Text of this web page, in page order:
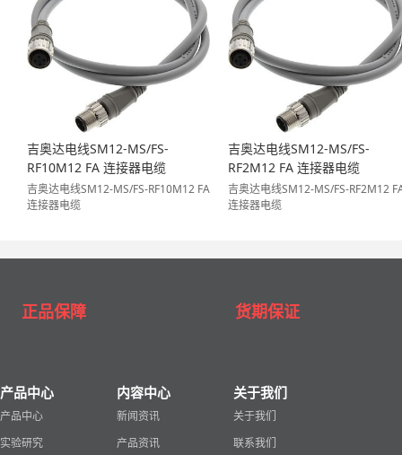
吉奥达电线SM12-MS/FS-
RF10M12 FA 连接器电缆
吉奥达电线SM12-MS/FS-RF10M12 FA
连接器电缆
吉奥达电线SM12-MS/FS-
RF2M12 FA 连接器电缆
吉奥达电线SM12-MS/FS-RF2M12
连接器电缆
正品保障 货期保证
产品中心
产品中心
实验研究
内容中心
新闻资讯
产品资讯
关于我们
关于我们
联系我们